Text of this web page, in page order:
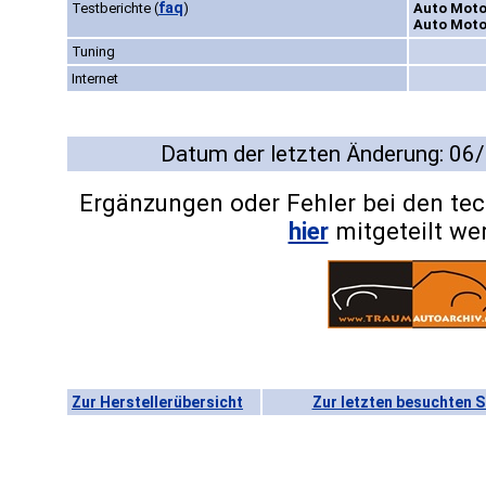
Testberichte (faq)
Auto
Auto
Tuning
Internet
Datum der letzten Änderung:
Ergänzungen oder Fehler bei den
hiermitgeteilt
Zur Herstellerübersicht Zur letzten besuchten